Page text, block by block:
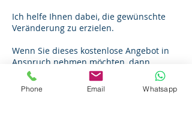
Ich helfe Ihnen dabei, die gewünschte
Veränderung zu erzielen.
Wenn Sie dieses kostenlose Angebot in
Anspruch nehmen möchten, dann
buchen Sie einfach einen kostenlosen
Termin für eine telefonische Coaching
Session.
Phone Email Whatsapp